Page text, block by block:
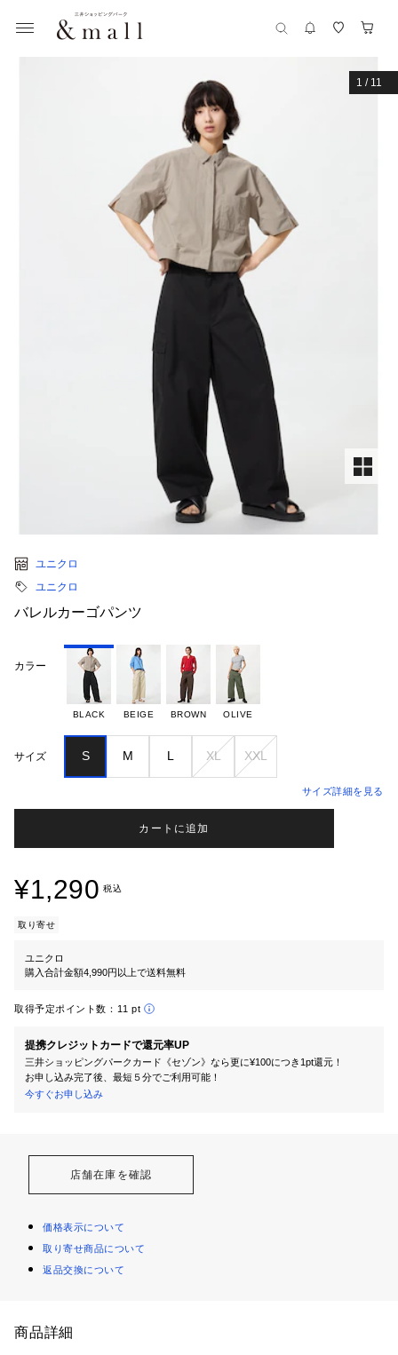
1 / 11
ユニクロ
ユニクロ
バレルカーゴパンツ
カラー
BLACK BEIGE BROWN OLIVE
サイズ S M L XL XXL
サイズ詳細を見る
カートに追加
¥1,290 税込
取り寄せ
ユニクロ
購入合計金額4,990円以上で送料無料
取得予定ポイント数： 11 pt
提携クレジットカードで還元率UP
三井ショッピングパークカード《セゾン》なら更に¥100につき1pt還元！
お申し込み完了後、最短５分でご利用可能！
今すぐお申し込み
店舗在庫を確認
価格表示について
取り寄せ商品について
返品交換について
商品詳細